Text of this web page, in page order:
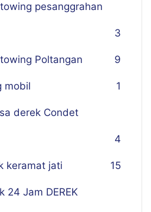
pesanggrahan
3
Poltangan 9
mobil 1
derek Condet
4
keramat jati 15
24 Jam DEREK